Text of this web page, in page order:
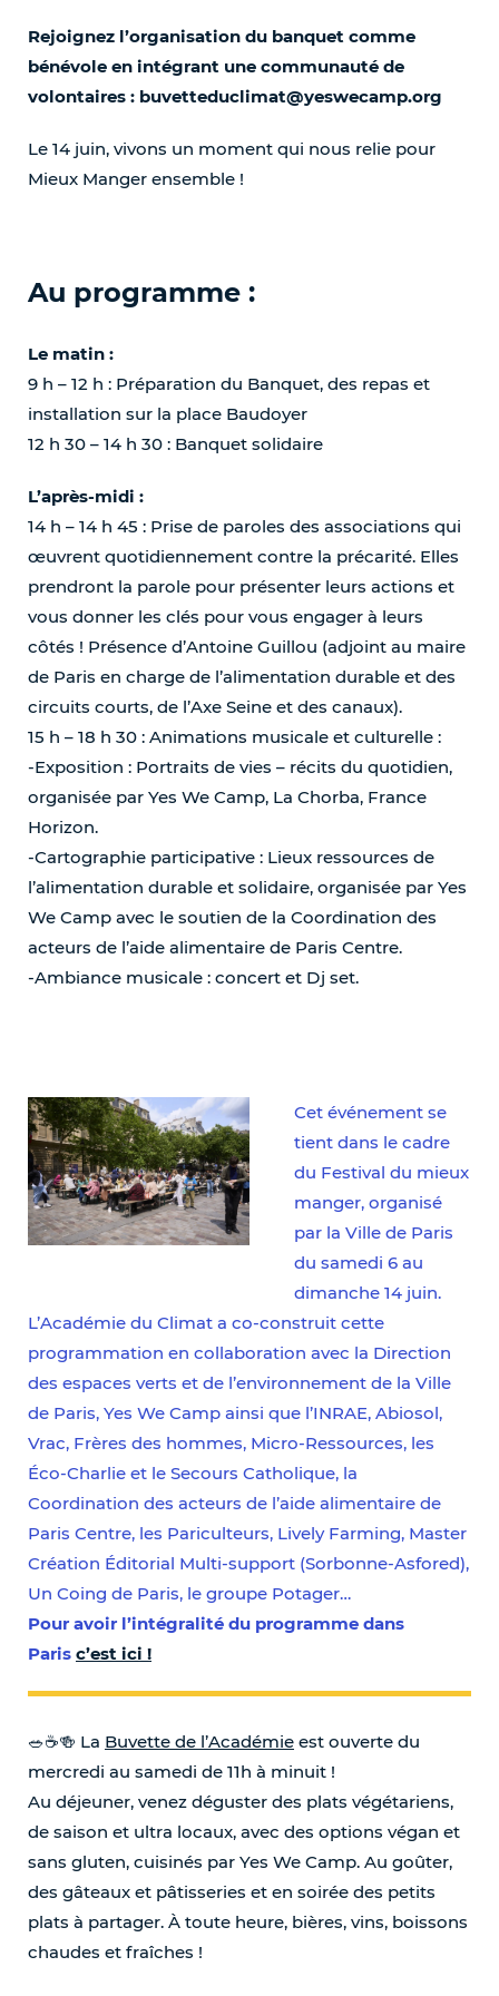
Rejoignez l’organisation du banquet comme
bénévole en intégrant une communauté de
volontaires : buvetteduclimat@yeswecamp.org
Le 14 juin, vivons un moment qui nous relie pour
Mieux Manger ensemble !
Au programme :
Le matin :
9 h – 12 h : Préparation du Banquet, des repas et
installation sur la place Baudoyer
12 h 30 – 14 h 30 : Banquet solidaire
L’après-midi :
14 h – 14 h 45 : Prise de paroles des associations qui
œuvrent quotidiennement contre la précarité. Elles
prendront la parole pour présenter leurs actions et
vous donner les clés pour vous engager à leurs
côtés ! Présence d’Antoine Guillou (adjoint au maire
de Paris en charge de l’alimentation durable et des
circuits courts, de l’Axe Seine et des canaux).
15 h – 18 h 30 : Animations musicale et culturelle :
-Exposition : Portraits de vies – récits du quotidien,
organisée par Yes We Camp, La Chorba, France
Horizon.
-Cartographie participative : Lieux ressources de
l’alimentation durable et solidaire, organisée par Yes
We Camp avec le soutien de la Coordination des
acteurs de l’aide alimentaire de Paris Centre.
-Ambiance musicale : concert et Dj set.
Cet événement se
tient dans le cadre
du Festival du mieux
manger, organisé
par la Ville de Paris
du samedi 6 au
dimanche 14 juin.
L’Académie du Climat a co-construit cette
programmation en collaboration avec la Direction
des espaces verts et de l’environnement de la Ville
de Paris, Yes We Camp ainsi que l’INRAE, Abiosol​,
Vrac, Frères des hommes, Micro-Ressources, les
Éco-Charlie et le Secours Catholique, la
Coordination des acteurs de l’aide alimentaire de
Paris Centre, ​les Pariculteurs​, Lively Farming, Master
Création Éditorial Multi-support (Sorbonne-Asfored),
Un Coing de Paris​, le groupe Potager…
Pour avoir l’intégralité du programme dans
Paris c’est ici !
🥗☕️🍻 La Buvette de l’Académie est ouverte du
mercredi au samedi de 11h à minuit !
Au déjeuner, venez déguster des plats végétariens,
de saison et ultra locaux, avec des options végan et
sans gluten, cuisinés par Yes We Camp. Au goûter,
des gâteaux et pâtisseries et en soirée des petits
plats à partager. À toute heure, bières, vins, boissons
chaudes et fraîches !